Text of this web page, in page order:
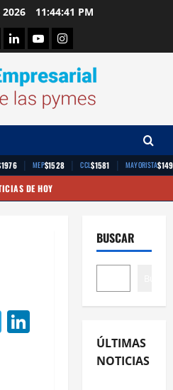
11:44:41 PM
LinkedinYoutubeInstagram
| MEP$1528 | CCL$1581 | MAYORISTA
DE HOY
Telegram
BUSCAR
ÚLTIMAS
NOTICIAS